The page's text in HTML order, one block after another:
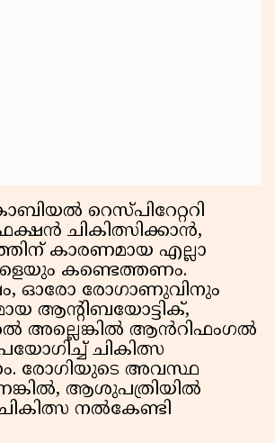
റെസ്പിറേറ്ററി
ചികിത്സിക്കാൻ,
കാരണമായ എല്ലാ
കണ്ടെത്തണം.
ഓരോ രോഗാണുവിനും
ആന്റിബയോട്ടിക്,
അല്ലെങ്കിൽ ആൻറിഫംഗൽ
ചികിത്സ
രോഗിയുടെ അവസ്ഥ
ആശുപത്രിയിൽ
ചികിത്സ നൽകേണ്ടി